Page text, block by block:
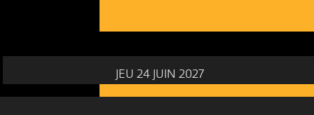
Plus d'infos
JEU 24 JUIN 2027